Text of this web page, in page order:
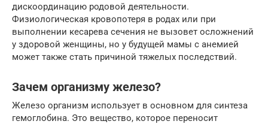
дискоординацию родовой деятельности.
Физиологическая кровопотеря в родах или при
выполнении кесарева сечения не вызовет осложнений
у здоровой женщины, но у будущей мамы с анемией
может также стать причиной тяжелых последствий.
Зачем организму железо?
Железо организм использует в основном для синтеза
гемоглобина. Это вещество, которое переносит